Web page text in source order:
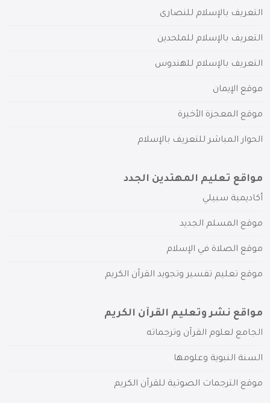
التعريف بالإسلام للنصارى
التعريف بالإسلام للملحدين
التعريف بالإسلام للهندوس
موقع الإيمان
موقع المعجزة الأخيرة
الحوار المباشر للتعريف بالإسلام
مواقع تعليم المهتدين الجدد
أكاديمية سبيلي
موقع المسلم الجديد
موقع الصلاة في الإسلام
موقع تعليم تفسير وتجويد القرآن الكريم
مواقع نشر وتعليم القرآن الكريم
الجامع لعلوم القرآن وترجماته
السنة النبوية وعلومها
موقع الترجمات الصوتية للقرآن الكريم